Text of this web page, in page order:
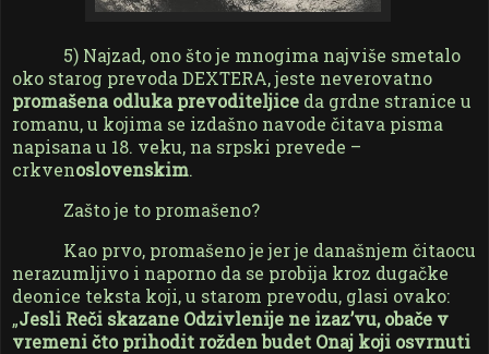
5) Najzad, ono što je mnogima najviše smetalo
oko starog prevoda DEXTERA, jeste neverovatno
promašena odluka prevoditeljice da grdne stranice u
romanu, u kojima se izdašno navode čitava pisma
napisana u 18. veku, na srpski prevede –
crkvenoslovenskim.
Zašto je to promašeno?
Kao prvo, promašeno je jer je današnjem čitaocu
nerazumljivo i naporno da se probija kroz dugačke
deonice teksta koji, u starom prevodu, glasi ovako:
„Jesli Reči skazane Odzivlenije ne izaz’vu, obače v
vremeni čto prihodit rožden budet Onaj koji osvrnuti